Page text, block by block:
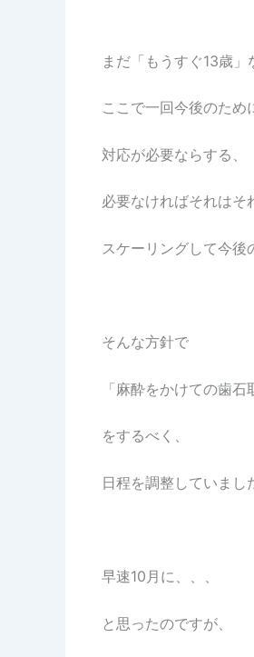
まだ「もうすぐ13歳」
ここで一回今後のため
対応が必要ならする、
必要なければそれはそ
スケーリングして今後
そんな方針で
「麻酔をかけての歯石
をするべく、
日程を調整していまし
早速10月に、、、
と思ったのですが、